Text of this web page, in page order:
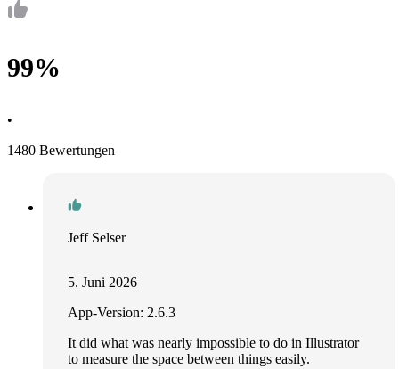
99%
•
1480 Bewertungen
Jeff Selser
5. Juni 2026
App-Version: 2.6.3
It did what was nearly impossible to do in Illustrator
to measure the space between things easily.